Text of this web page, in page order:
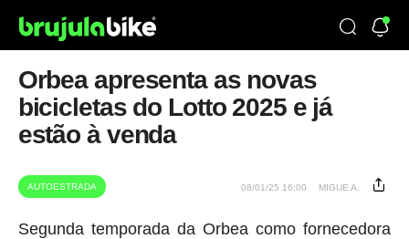
Orbea apresenta as novas
bicicletas do Lotto 2025 e já
estão à venda
AUTOESTRADA 08/01/25 16:00 MIGUE A.
Segunda temporada da Orbea como fornecedora